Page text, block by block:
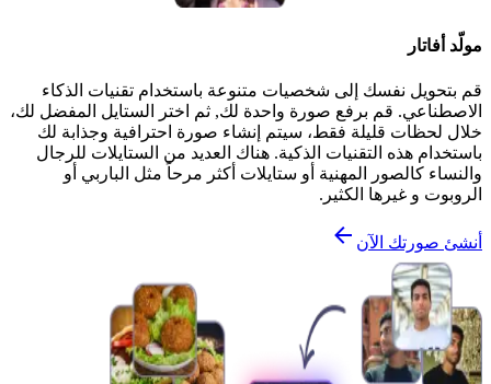
مولّد أفاتار
قم بتحويل نفسك إلى شخصيات متنوعة باستخدام تقنيات الذكاء
الاصطناعي. قم برفع صورة واحدة لك, ثم اختر الستايل المفضل لك،
خلال لحظات قليلة فقط، سيتم إنشاء صورة احترافية وجذابة لك
باستخدام هذه التقنيات الذكية. هناك العديد من الستايلات للرجال
والنساء كالصور المهنية أو ستايلات أكثر مرحاً مثل الباربي أو
الروبوت و غيرها الكثير.
أنشئ صورتك الآن